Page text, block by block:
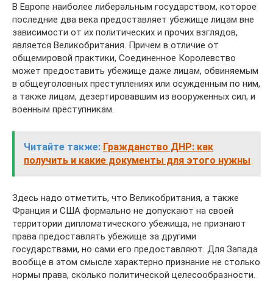
В Европе наиболее либеральным государством, которое
последние два века предоставляет убежище лицам вне
зависимости от их политических и прочих взглядов,
является Великобритания. Причем в отличие от
общемировой практики, Соединенное Королевство
может предоставить убежище даже лицам, обвиняемым
в общеуголовных преступлениях или осужденным по ним,
а также лицам, дезертировавшим из вооруженных сил, и
военным преступникам.
Читайте также: Гражданство ДНР: как
получить и какие документы для этого нужны
Здесь надо отметить, что Великобритания, а также
Франция и США формально не допускают на своей
территории дипломатического убежища, не признают
права предоставлять убежище за другими
государствами, но сами его предоставляют. Для Запада
вообще в этом смысле характерно признание не столько
нормы права, сколько политической целесообразности.